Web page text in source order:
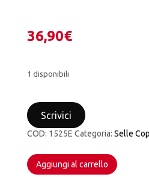
36,90€
1 disponibili
SELLA
BLACKBIRD
KTM
SX
DREAM
Scrivici
COD: 1525E Categoria: Selle
Aggiungi al carrello